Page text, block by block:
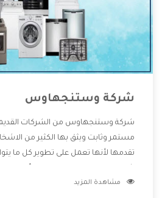
شركة وستنجهاوس
شركة وستنجهاوس من الشركات
مستمر وثابت ويثق بها الكثير من
تقدمها لأنها تعمل على تطوير كل ما
المنتجات وتقدم للعملاء أقوى
مشاهدة المزيد